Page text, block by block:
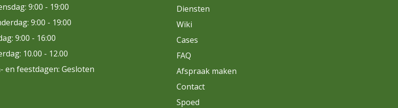
9:00 - 19:00
9:00 - 19:00
9:00 - 16:00
10.00 - 12.00
en feestdagen: Gesloten
Diensten
Wiki
Cases
FAQ
Afspraak maken
Contact
Spoed